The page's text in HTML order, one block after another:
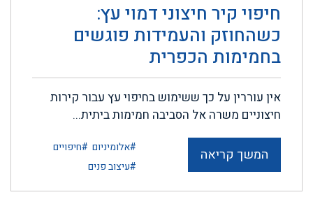
חיפוי קיר חיצוני דמוי עץ:
כשהחוזק והעמידות פוגשים
בחמימות הכפרית
אין עוררין על כך ששימוש בחיפוי עץ עבור קירות
חיצוניים משרה אל הסביבה חמימות ביתית...
המשך קריאה #אלומיניום #חיפויים
#עיצוב פנים